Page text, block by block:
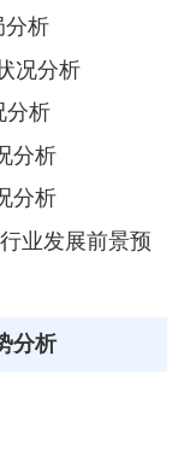
分析
况分析
分析
分析
分析
业发展前景预
分析